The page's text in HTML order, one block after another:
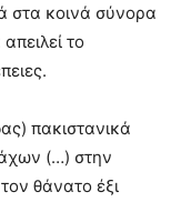
στα κοινά σύνορα
το
πακιστανικά
(…) στην
θάνατο έξι